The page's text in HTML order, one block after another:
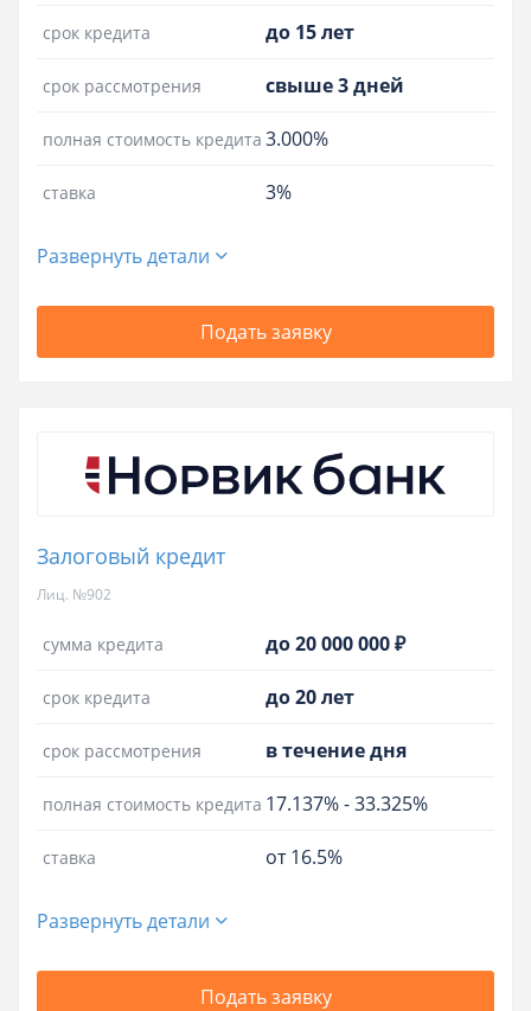
срок кредита до 15 лет
срок рассмотрения свыше 3 дней
полная стоимость кредита 3.000%
ставка 3%
Развернуть детали
Подать заявку
Залоговый кредит
Лиц. №902
сумма кредита до 20 000 000 ₽
срок кредита до 20 лет
срок рассмотрения в течение дня
полная стоимость кредита 17.137%-33.325%
ставка от 16.5%
Развернуть детали
Подать заявку